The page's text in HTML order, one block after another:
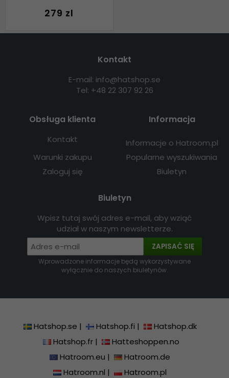
279 zl
Kontakt
E-mail: info@hatshop.se
Tel: +48 22 307 92 26
Obsługa klienta
Kontakt
Warunki zakupu
Zaloguj się
Informacja
Informacje o Hatroom.pl
Popularne wyszukiwania
Biuletyn
Biuletyn
Wpisz tutaj swój adres e-mail, aby wziąć
udział w naszym newsletterze.
ZAPISAĆ SIĘ
Wprowadzone informacje będą wykorzystywane
wyłącznie do naszych biuletynów.
Hatshop.se | Hatshop.fi |
Hatshop.dk
Hatshop.fr|
Hatteshoppen.no
Hatroom.eu |
Hatroom.de
Hatroom.nl | Hatroom.pl